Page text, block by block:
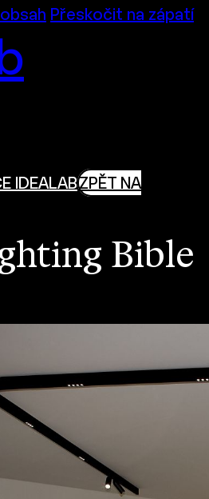
Přeskočit na zápatí
IDEALABZPĚT NA
Bible